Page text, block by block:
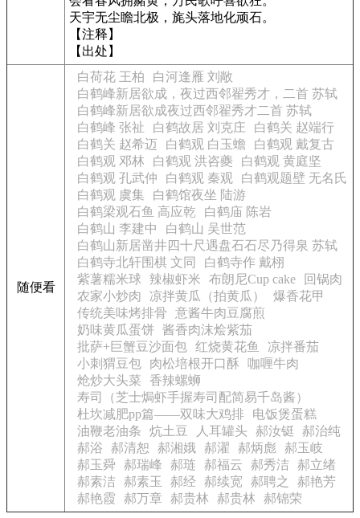
天宇无尘瞻北极，旄头落地化顽石。
【注释】
【出处】
随便看
白荷花 王柏
白河逢雁 刘敞
白鹤峰新居欲成，夜过西邻翟秀才，二首 苏轼
白鹤峰新居欲成夜过西邻翟秀才二首 苏轼
白鹤峰 张祉
白鹤故居 刘克庄
白鹤关 赵端行
白鹤关 赵希迈
白鹤观 白玉蟾
白鹤观 戴复古
白鹤观 邓林
白鹤观 洪咨夔
白鹤观 黄庭坚
白鹤观 孔武仲
白鹤观 秦观
白鹤观题壁 无名氏
白鹤观 虞集
白鹤馆夜坐 陆游
白鹤梁观石鱼 高应乾
白鹤庙 陈岩
白鹤山 李建中
白鹤山 吴世范
白鹤山新居凿井四十尺遇盘石石尽乃得泉 苏轼
白鹤寺北轩围棋 文同
白鹤寺作 戴栩
紫薯糯米球
辣椒虾米 布朗尼Cup cake
回锅肉
农家小炒肉
凉拌黄瓜（拍黄瓜）
爆香花甲
传统美味烤排骨
意酱牛肉豆腐煎
奶味黄瓜蛋饼
酱香肉沫烩紫茄
批萨+巨蟹豆沙面包 红烧黄花鱼
凉拌番茄
小刺猬豆包
肉松培根开口酥
咖喱牛肉
炝炒大头菜
香辣螺蛳
寿司（芝士焗虾手握寿司配简易千岛酱）
杜坎减肥pp篇——双味大鸡排
电饭煲蛋糕
油鞭老油条
炕土豆 人耳罐头 郝汝铤
郝治纯
郝浴
郝清恕 郝湘娥 郝濯 郝炳彪 郝玉岐
郝玉舜
郝瑞峰 郝琏 郝福云 郝秀洁
郝立绪
郝素洁
郝素玉 郝经 郝续宽 郝聘之
郝艳芳
郝艳霞
郝万章 郝贵林 郝贵林 郝锦荣